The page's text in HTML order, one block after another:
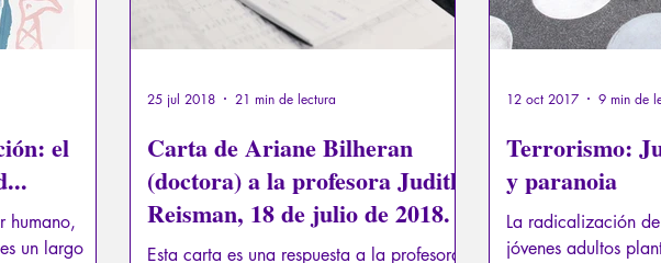
el
humano,
un largo
Carta de Ariane Bilheran
(doctora) a la profesora Judith
Reisman, 18 de julio de 2018.
Esta carta es una respuesta a la profesora
25 jul 2018 21 min de lectura
Terrorismo:
y paranoia
La radicalización
jóvenes adultos
12 oct 2017 9 min de